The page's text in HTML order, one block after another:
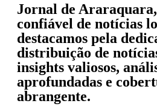
Jornal de
confiável de notícias
destacamos pela
distribuição de
insights valiosos,
aprofundadas e
abrangente.